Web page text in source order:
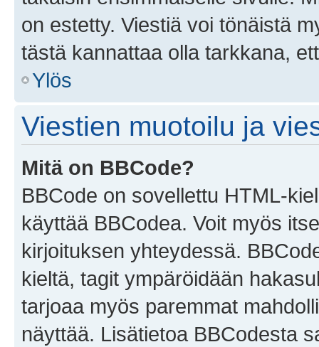
on estetty. Viestiä voi tönäistä
tästä kannattaa olla tarkkana,
Ylös
Viestien muotoilu ja
Mitä on BBCode?
BBCode on sovellettu HTML-
käyttää BBCodea. Voit myös
kirjoituksen yhteydessä.
kieltä, tagit ympäröidään
tarjoaa myös paremmat
näyttää. Lisätietoa BBCodesta